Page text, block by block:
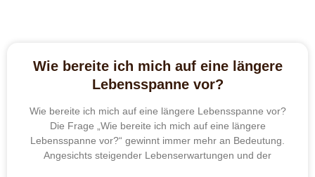
Wie bereite ich mich auf eine längere
Lebensspanne vor?
Wie bereite ich mich auf eine längere Lebensspanne vor?
Die Frage „Wie bereite ich mich auf eine längere
Lebensspanne vor?“ gewinnt immer mehr an Bedeutung.
Angesichts steigender Lebenserwartungen und der